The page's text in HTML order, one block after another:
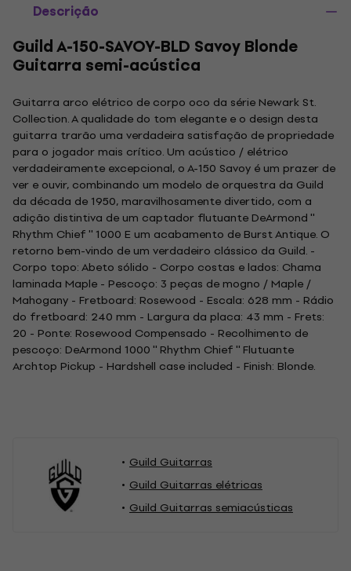
Descrição
Guild A-150-SAVOY-BLD Savoy Blonde
Guitarra semi-acústica
Guitarra arco elétrico de corpo oco da série Newark St.
Collection. A qualidade do tom elegante e o design desta
guitarra trarão uma verdadeira satisfação de propriedade
para o jogador mais crítico. Um acústico / elétrico
verdadeiramente excepcional, o A-150 Savoy é um prazer de
ver e ouvir, combinando um modelo de orquestra da Guild
da década de 1950, maravilhosamente divertido, com a
adição distintiva de um captador flutuante DeArmond ''
Rhythm Chief '' 1000 E um acabamento de Burst Antique. O
retorno bem-vindo de um verdadeiro clássico da Guild. -
Corpo topo: Abeto sólido - Corpo costas e lados: Chama
laminada Maple - Pescoço: 3 peças de mogno / Maple /
Mahogany - Fretboard: Rosewood - Escala: 628 mm - Rádio
do fretboard: 240 mm - Largura da placa: 43 mm - Frets:
20 - Ponte: Rosewood Compensado - Recolhimento de
pescoço: DeArmond 1000 '' Rhythm Chief '' Flutuante
Archtop Pickup - Hardshell case included - Finish: Blonde.
Guild Guitarras
Guild Guitarras elétricas
Guild Guitarras semiacústicas